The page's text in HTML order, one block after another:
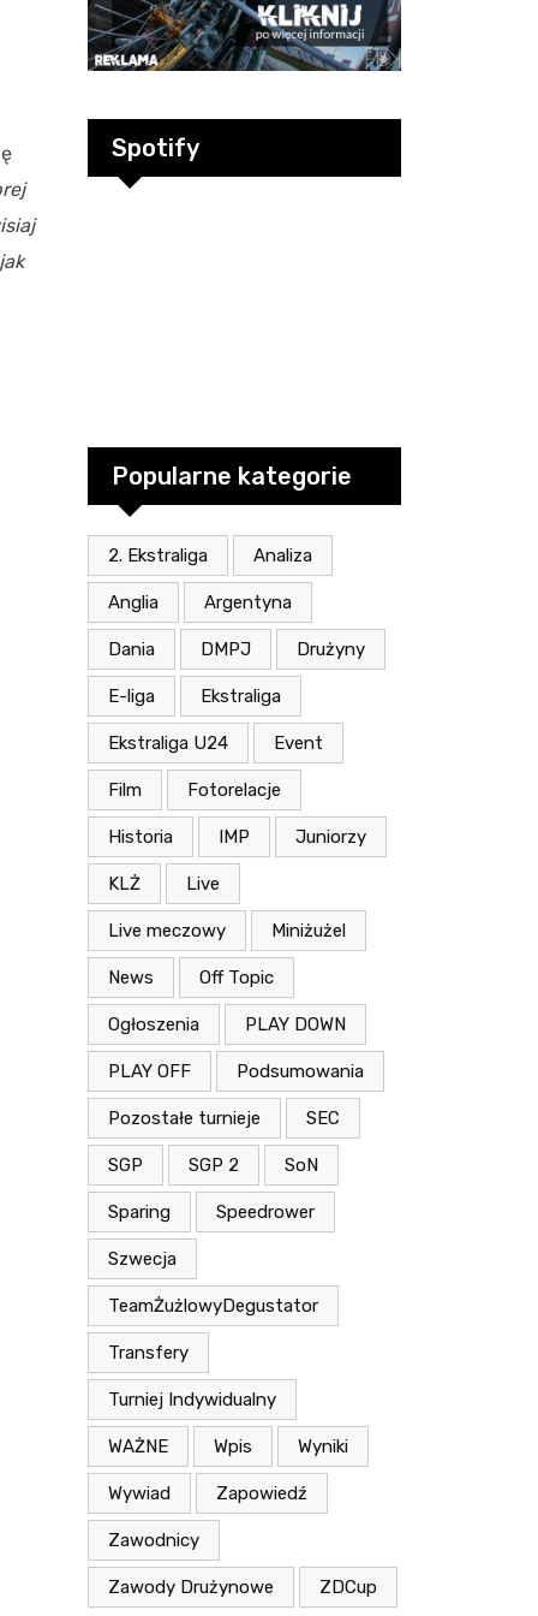
Spotify
Popularne kategorie
2. Ekstraliga Analiza
Anglia Argentyna
Dania DMPJ Drużyny
E-liga Ekstraliga
Ekstraliga U24 Event
Film Fotorelacje
Historia IMP Juniorzy
KLŻ Live
Live meczowy Miniżużel
News Off Topic
Ogłoszenia PLAY DOWN
PLAY OFF Podsumowania
Pozostałe turnieje SEC
SGP SGP 2 SoN
Sparing Speedrower
Szwecja
TeamŻużlowyDegustator
Transfery
Turniej Indywidualny
WAŻNE Wpis Wyniki
Wywiad Zapowiedź
Zawodnicy
Zawody Drużynowe ZDCup